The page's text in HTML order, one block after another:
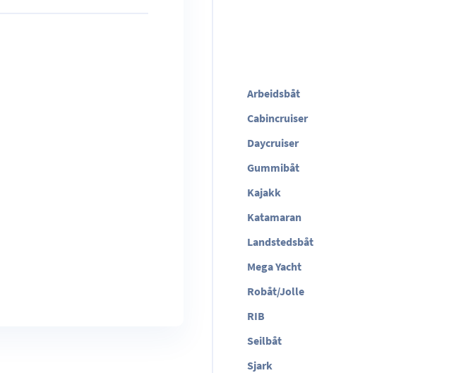
Arbeidsbåt
Cabincruiser
Daycruiser
Gummibåt
Kajakk
Katamaran
Landstedsbåt
Mega Yacht
Robåt/Jolle
RIB
Seilbåt
Sjark